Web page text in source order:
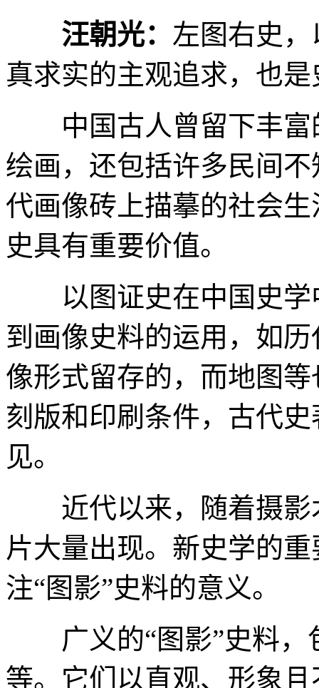
汪朝光： 左图右史
真求实的主观追求，也
中国古人曾留下丰富
绘画，还包括许多民间
代画像砖上描摹的社会
史具有重要价值。
以图证史在中国史学
到画像史料的运用，如
像形式留存的，而地图
刻版和印刷条件，古代
见。
近代以来，随着摄影
片大量出现。新史学的
注“图影”史料的意义。
广义的“图影”史料，
等。它们以直观、形象